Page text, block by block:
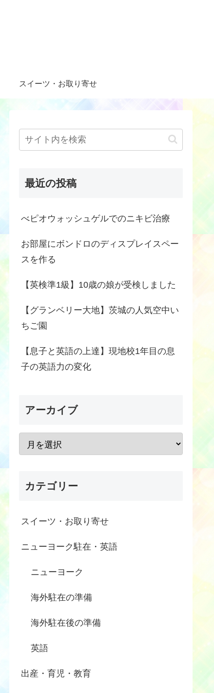
スイーツ・お取り寄せ
最近の投稿
べピオウォッシュゲルでのニキビ治療
お部屋にボンドロのディスプレイスペー
スを作る
【英検準1級】10歳の娘が受検しました
【グランベリー大地】茨城の人気空中い
ちご園
【息子と英語の上達】現地校1年目の息
子の英語力の変化
アーカイブ
カテゴリー
スイーツ・お取り寄せ
ニューヨーク駐在・英語
ニューヨーク
海外駐在の準備
海外駐在後の準備
英語
出産・育児・教育